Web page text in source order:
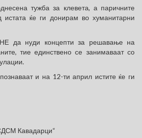
тужба за клевета, а паричните
истата ќе ги донирам во хуманитарни
да нуди концепти за решавање на
тие единствено се занимаваат со
и на 12-ти април истите ќе ги
Кавадарци“